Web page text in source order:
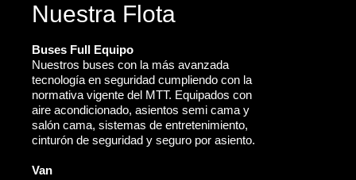
Nuestra Flota
Buses Full Equipo
Nuestros buses con la más avanzada
tecnología en seguridad cumpliendo con la
normativa vigente del MTT. Equipados con
aire acondicionado, asientos semi cama y
salón cama, sistemas de entretenimiento,
cinturón de seguridad y seguro por asiento.
Van